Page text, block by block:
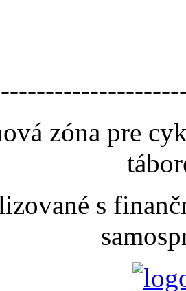
zóna pre
s